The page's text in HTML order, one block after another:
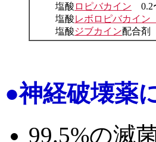
塩酸 ロピバカイン 0.2
塩酸レボロピバカイン
塩酸ジブカイン配合剤
●神経破壊薬
99.5%の滅